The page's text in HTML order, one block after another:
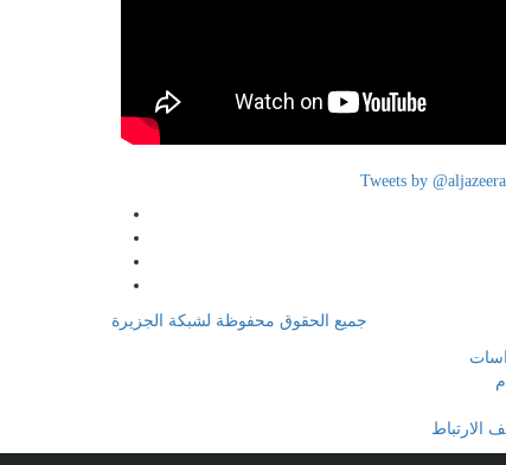
Tweets by
الارتباط
جميع الحقوق محفوظة لشبكة الجزيرة